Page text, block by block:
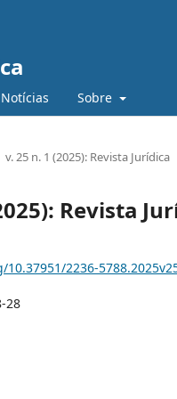
Notícias Sobre
v. 25 n. 1 (2025): Revista Jurídica
Revista
2236-
28